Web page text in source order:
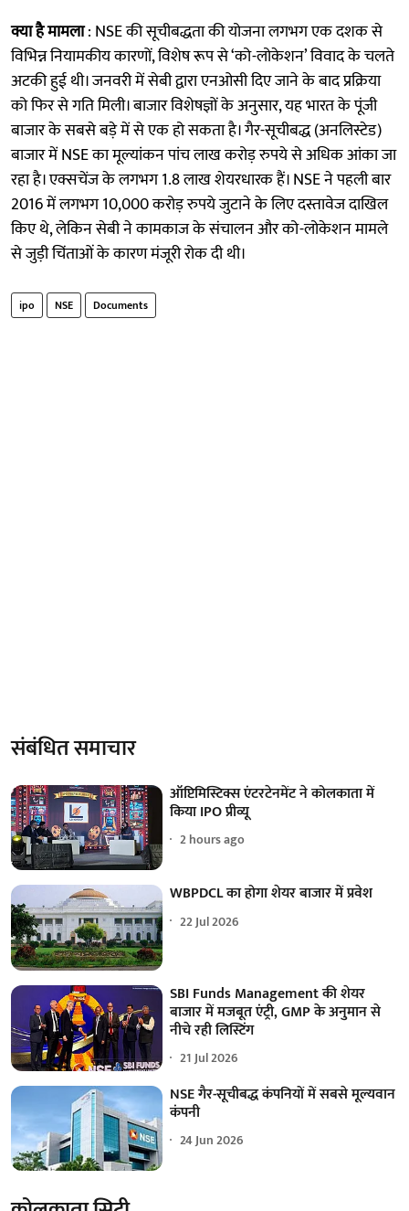
क्या है मामला: NSE की सूचीबद्धता की योजना लगभग एक दशक से
विभिन्न नियामकीय कारणों, विशेष रूप से ‘को-लोकेशन’ विवाद के चलते
अटकी हुई थी। जनवरी में सेबी द्वारा एनओसी दिए जाने के बाद प्रक्रिया
को फिर से गति मिली। बाजार विशेषज्ञों के अनुसार, यह भारत के पूंजी
बाजार के सबसे बड़े में से एक हो सकता है। गैर-सूचीबद्ध (अनलिस्टेड)
बाजार में NSE का मूल्यांकन पांच लाख करोड़ रुपये से अधिक आंका जा
रहा है। एक्सचेंज के लगभग 1.8 लाख शेयरधारक हैं। NSE ने पहली बार
2016 में लगभग 10,000 करोड़ रुपये जुटाने के लिए दस्तावेज दाखिल
किए थे, लेकिन सेबी ने कामकाज के संचालन और को-लोकेशन मामले
से जुड़ी चिंताओं के कारण मंजूरी रोक दी थी।
ipo NSE Documents
संबंधित समाचार
ऑप्टिमिस्टिक्स एंटरटेनमेंट ने कोलकाता में
किया IPO प्रीव्यू
2 hours ago
WBPDCL का होगा शेयर बाजार में प्रवेश
22 Jul 2026
SBI Funds Management की शेयर
बाजार में मजबूत एंट्री, GMP के अनुमान से
नीचे रही लिस्टिंग
21 Jul 2026
NSE गैर-सूचीबद्ध कंपनियों में सबसे मूल्यवान
कंपनी
24 Jun 2026